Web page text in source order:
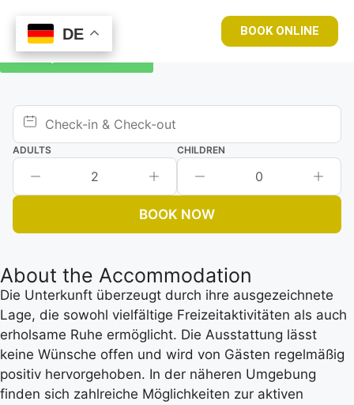
BOOK ONLINE
Book your room now
ADULTS
2
CHILDREN
0
BOOK NOW
About the Accommodation
Die Unterkunft überzeugt durch ihre ausgezeichnete
Lage, die sowohl vielfältige Freizeitaktivitäten als auch
erholsame Ruhe ermöglicht. Die Ausstattung lässt
keine Wünsche offen und wird von Gästen regelmäßig
positiv hervorgehoben. In der näheren Umgebung
finden sich zahlreiche Möglichkeiten zur aktiven
DE
DE